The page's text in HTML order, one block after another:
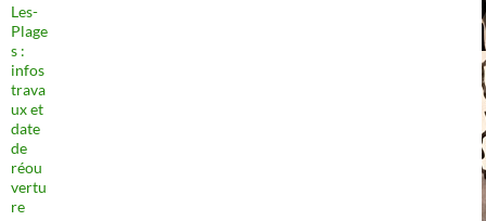
Les-
Plage
s :
infos
trava
ux et
date
de
réou
vertu
re